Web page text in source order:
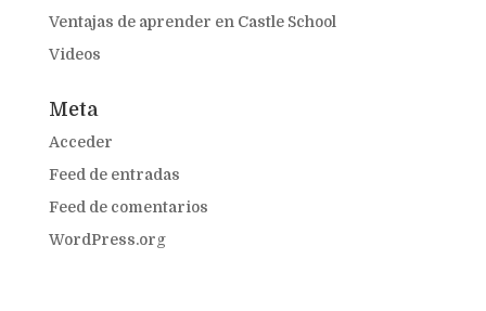
Ventajas de aprender en Castle School
Videos
Meta
Acceder
Feed de entradas
Feed de comentarios
WordPress.org